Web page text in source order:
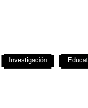
Investigación